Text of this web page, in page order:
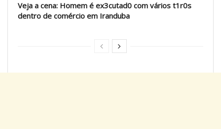
Veja a cena: Homem é ex3cutad0 com vários t1r0s
dentro de comércio em Iranduba